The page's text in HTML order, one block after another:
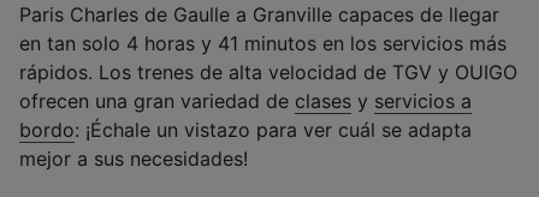
Paris Charles de Gaulle a Granville capaces de llegar
en tan solo 4 horas y 41 minutos en los servicios más
rápidos. Los trenes de alta velocidad de TGV y OUIGO
ofrecen una gran variedad de clases y servicios a
bordo: ¡Échale un vistazo para ver cuál se adapta
mejor a sus necesidades!